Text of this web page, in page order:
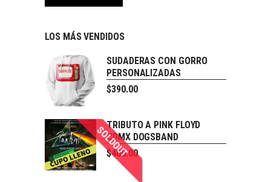
LOS MÁS VENDIDOS
SUDADERAS CON GORRO
PERSONALIZADAS
$390.00
SOLDOUT
TRIBUTO A PINK FLOYD
CDMX DOGSBAND
$400.00